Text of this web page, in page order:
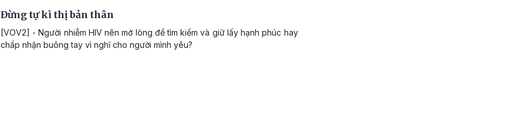
Đừng tự kì thị bản thân
[VOV2] - Người nhiễm HIV nên mở lòng để tìm kiếm và giữ lấy hạnh phúc hay
chấp nhận buông tay vì nghĩ cho người mình yêu?